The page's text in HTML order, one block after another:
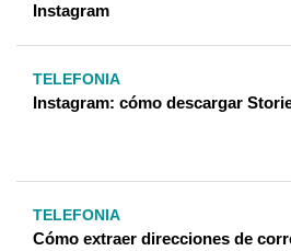
Instagram
TELEFONIA
Instagram: cómo descargar
TELEFONIA
Cómo extraer direcciones de